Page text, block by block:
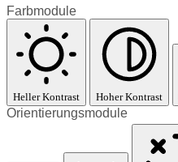
Farbmodule
Heller Kontrast Hoher Kontrast
Orientierungsmodule